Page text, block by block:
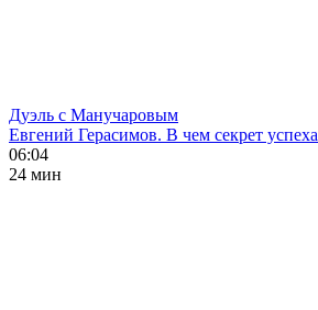
Дуэль с Манучаровым
Евгений Герасимов. В чем секрет успеха
06:04
24 мин